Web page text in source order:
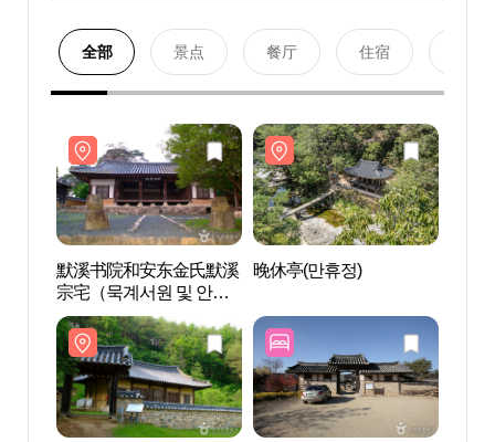
全部 景点 餐厅 住宿
默溪书院和安东金氏默溪
宗宅（묵계서원 및 안동
김씨 묵계종택）
晚休亭(만휴정)